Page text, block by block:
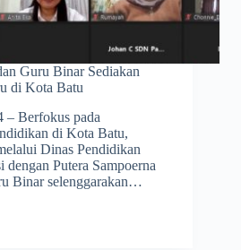
Guru Binar Sediakan
di Kota Batu
– Berfokus pada
di Kota Batu,
Dinas Pendidikan
Putera Sampoerna
Binar selenggarakan…